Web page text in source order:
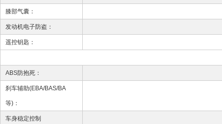
膝部气囊：
发动机电子防盗：
遥控钥匙：
ABS防抱死：
刹车辅助(EBA/BAS/BA
等)：
车身稳定控制